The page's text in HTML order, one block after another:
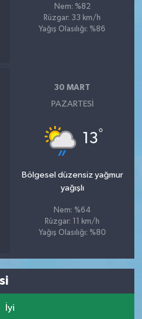
Nem: %82
Rüzgar: 33 km/h
Yağış Olasılığı: %86
30 MART
PAZARTESI
13°
Bölgesel düzensiz yağmur
yağışlı
Nem: %64
Rüzgar: 11 km/h
Yağış Olasılığı: %80
İyi